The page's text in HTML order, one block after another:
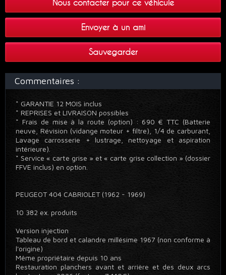
Nous contacter pour ce véhicule
Envoyer à un ami
Sauvegarder
Commentaires :
* GARANTIE 12 MOIS inclus
* REPRISES et LIVRAISON possibles
* Frais de mise à la route (option) : 690 € TTC (Batterie
neuve, Révision (vidange moteur + filtre), 1/4 de carburant,
Lavage carrosserie + lustrage, nettoyage et aspiration
intérieure).
* Service « carte grise » et « carte grise collection » (dossier
FFVE inclus) en option.
PEUGEOT 404 CABRIOLET (1962 - 1969)
10 382 ex. produits
Version injection
Tableau de bord et calandre millésime 1967 (non conforme à
l'origine)
Même propriétaire depuis 10 ans
Restauration planchers avant et arrière et des deux arcs